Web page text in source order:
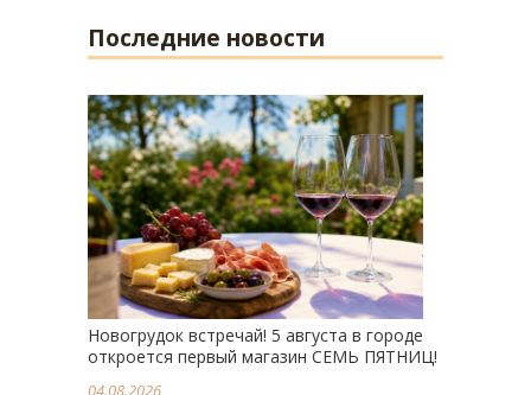
Последние новости
Новогрудок встречай! 5 августа в городе
откроется первый магазин СЕМЬ ПЯТНИЦ!
04.08.2026